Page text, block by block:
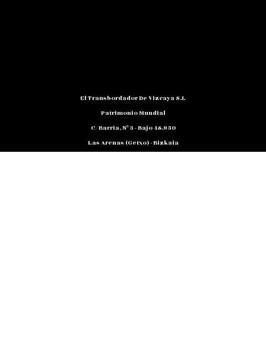
El Transbordador De Vizcaya S.L
Patrimonio Mundial
C/ Barria, Nº 3 - Bajo 48.930
Las Arenas (Getxo) - Bizkaia